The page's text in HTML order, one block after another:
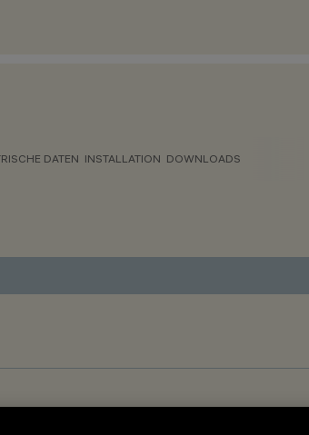
DATEN INSTALLATION DOWNLOADS